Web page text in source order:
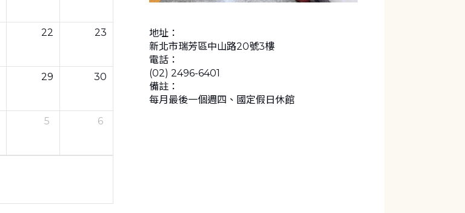
22 23
29 30
5 6
地址：
新北市瑞芳區中山路20號3樓
電話：
(02) 2496-6401
備註：
每月最後一個週四、國定假日休館